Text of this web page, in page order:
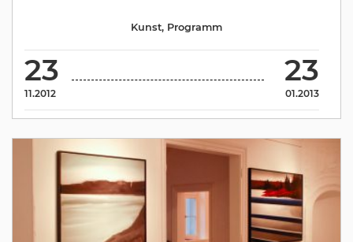
23
11.2012
23
01.2013
Kunst, Programm